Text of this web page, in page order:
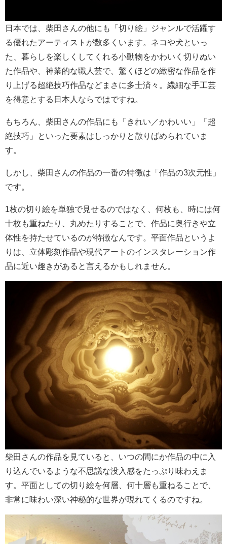
日本では、柴田さんの他にも「切り絵」ジャンルで活躍す
る優れたアーティストが数多くいます。ネコや犬といっ
た、暮らしを楽しくしてくれる小動物をかわいく切りぬい
た作品や、神業的な職人芸で、驚くほどの緻密な作品を作
り上げる超絶技巧作品などまさに多士済々。繊細な手工芸
を得意とする日本人ならではですね。
もちろん、柴田さんの作品にも「きれい／かわいい」「超
絶技巧」といった要素はしっかりと散りばめられていま
す。
しかし、柴田さんの作品の一番の特徴は「作品の3次元性」
です。
1枚の切り絵を単独で見せるのではなく、何枚も、時には何
十枚も重ねたり、丸めたりすることで、作品に奥行きや立
体性を持たせているのが特徴なんです。平面作品というよ
りは、立体彫刻作品や現代アートのインスタレーション作
品に近い趣きがあると言えるかもしれません。
柴田さんの作品を見ていると、いつの間にか作品の中に入
り込んでいるような不思議な没入感をたっぷり味わえま
す。平面としての切り絵を何層、何十層も重ねることで、
非常に味わい深い神秘的な世界が現れてくるのですね。